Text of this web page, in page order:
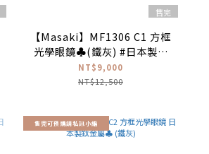
售完
【Masaki】MF1306 C1 方框
光學眼鏡♣(鐵灰) #日本製鈦
金屬
NT$9,000
NT$12,500
售完可預購請私訊小編